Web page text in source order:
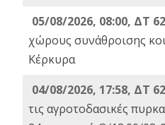
05/08/2026, 08:00, ΔΤ
χώρους συνάθροισης
Κέρκυρα
04/08/2026, 17:58, ΔΤ
τις αγροτοδασικές